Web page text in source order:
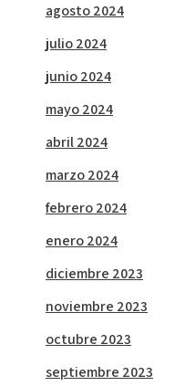
agosto 2024
julio 2024
junio 2024
mayo 2024
abril 2024
marzo 2024
febrero 2024
enero 2024
diciembre 2023
noviembre 2023
octubre 2023
septiembre 2023